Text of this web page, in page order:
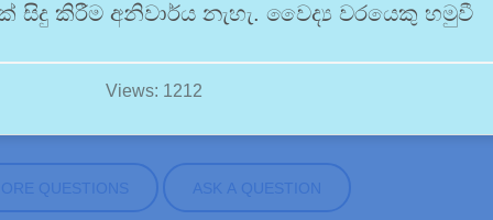
කිරීම අනිවාර්ය නැහැ. වෛද්‍ය වරයෙකු හමුවී
Views: 1212
QUESTIONS ASK A QUESTION